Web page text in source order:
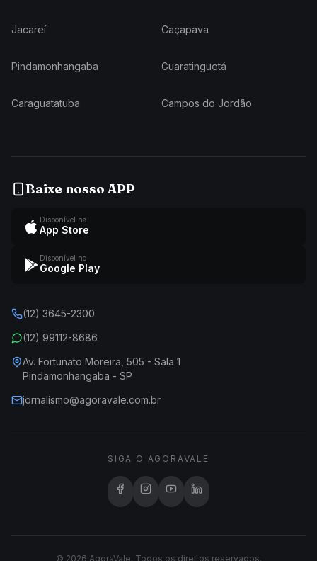
Jacareí Caçapava
Pindamonhangaba Guaratinguetá
Caraguatatuba Campos do Jordão
Baixe nosso APP
Disponível na
App Store
Disponível no
Google Play
(12) 3645-2300
(12) 99112-8686
Av. Fortunato Moreira, 505 - Sala 1
Pindamonhangaba - SP
jornalismo@agoravale.com.br
SIGA O AGORAVALE
© 2026 AgoraVale. Todos os direitos reservados.